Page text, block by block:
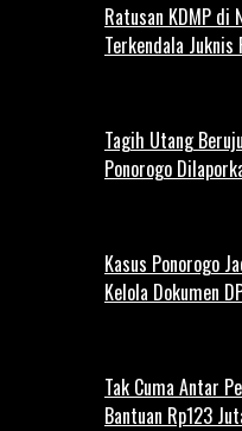
Ratusan KDMP di
Terkendala Juknis
Tagih Utang
Ponorogo
Kasus Ponorogo
Kelola Dokumen
Tak Cuma Antar
Bantuan Rp123